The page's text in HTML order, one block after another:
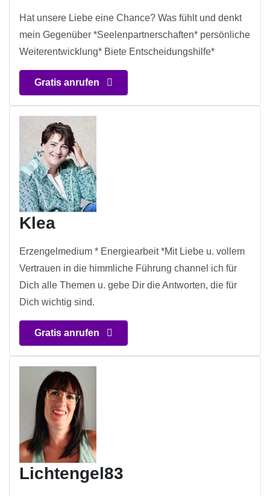
Hat unsere Liebe eine Chance? Was fühlt und denkt
mein Gegenüber *Seelenpartnerschaften* persönliche
Weiterentwicklung* Biete Entscheidungshilfe*
Gratis anrufen
Klea
Erzengelmedium * Energiearbeit *Mit Liebe u. vollem
Vertrauen in die himmliche Führung channel ich für
Dich alle Themen u. gebe Dir die Antworten, die für
Dich wichtig sind.
Gratis anrufen
Lichtengel83